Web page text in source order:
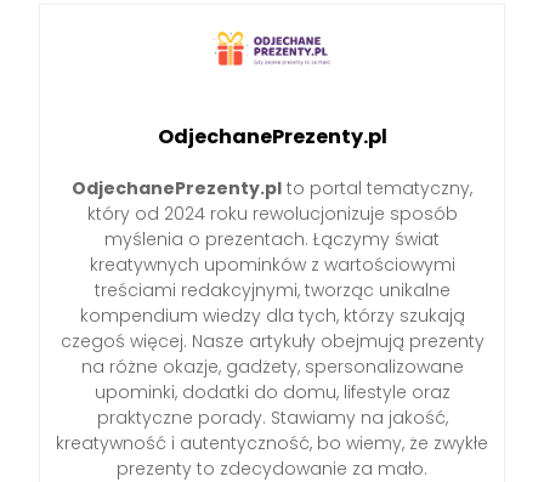
OdjechanePrezenty.pl
OdjechanePrezenty.pl to portal tematyczny,
który od 2024 roku rewolucjonizuje sposób
myślenia o prezentach. Łączymy świat
kreatywnych upominków z wartościowymi
treściami redakcyjnymi, tworząc unikalne
kompendium wiedzy dla tych, którzy szukają
czegoś więcej. Nasze artykuły obejmują prezenty
na różne okazje, gadżety, spersonalizowane
upominki, dodatki do domu, lifestyle oraz
praktyczne porady. Stawiamy na jakość,
kreatywność i autentyczność, bo wiemy, że zwykłe
prezenty to zdecydowanie za mało.